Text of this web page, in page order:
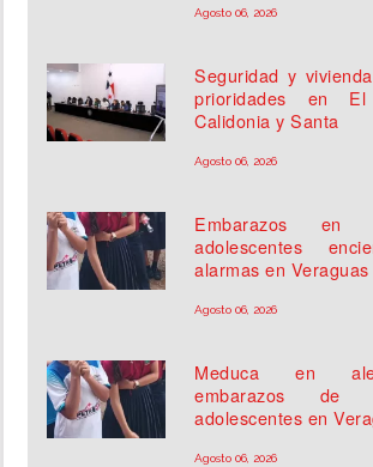
Agosto 06, 2026
Seguridad y
prioridades en El
Calidonia y Santa
Agosto 06, 2026
Embarazos
adolescentes
alarmas en Veraguas
Agosto 06, 2026
Meduca en
embarazos
adolescentes en
Agosto 06, 2026